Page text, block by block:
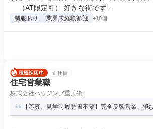
（AT限定可） 好きな街でず...
制服あり 業界未経験歓迎 +18個
正社員
住宅営業職
株式会社ハウジング重兵衛
【応募、見学時履歴書不要】完全反響営業、飛